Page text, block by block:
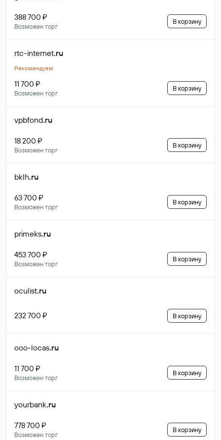
388 700 ₽
Возможен торг
В корзину
rtc-internet.ru
Рекомендуем
11 700 ₽
Возможен торг
В корзину
vpbfond.ru
18 200 ₽
Возможен торг
В корзину
bklh.ru
63 700 ₽
Возможен торг
В корзину
primeks.ru
453 700 ₽
Возможен торг
В корзину
oculist.ru
232 700 ₽ В корзину
ooo-locas.ru
11 700 ₽
Возможен торг
В корзину
yourbank.ru
778 700 ₽
Возможен торг
В корзину